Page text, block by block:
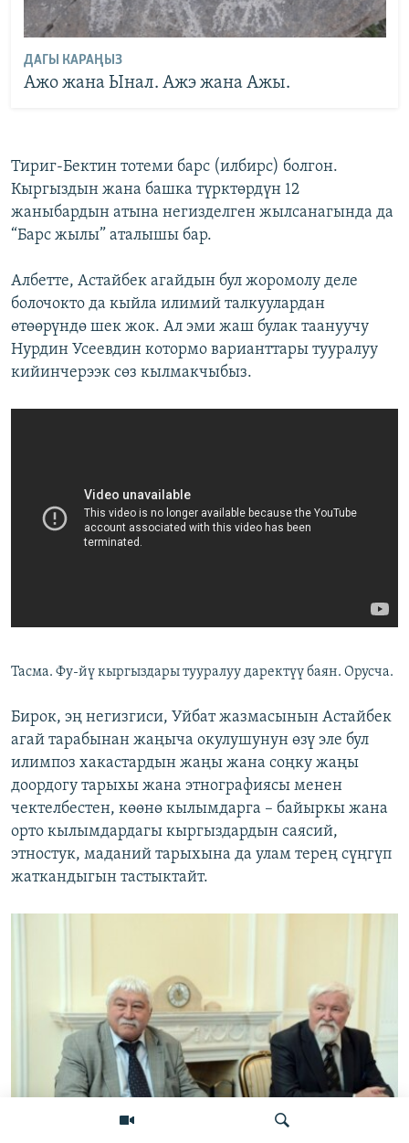
ДАГЫ КАРАҢЫЗ
Ажо жана Ынал. Ажэ жана Ажы.
Тириг-Бектин тотеми барс (илбирс) болгон.
Кыргыздын жана башка түрктөрдүн 12
жаныбардын атына негизделген жылсанагында да
“Барс жылы” аталышы бар.
Албетте, Астайбек агайдын бул жоромолу деле
болочокто да кыйла илимий талкуулардан
өтөөрүндө шек жок. Ал эми жаш булак таануучу
Нурдин Усеевдин котормо варианттары тууралуу
кийинчерээк сөз кылмакчыбыз.
Тасма. Фу-йү кыргыздары тууралуу даректүү баян. Орусча.
Бирок, эң негизгиси, Уйбат жазмасынын Астайбек
агай тарабынан жаңыча окулушунун өзү эле бул
илимпоз хакастардын жаңы жана соңку жаңы
доордогу тарыхы жана этнографиясы менен
чектелбестен, көөнө кылымдарга – байыркы жана
орто кылымдардагы кыргыздардын саясий,
этностук, маданий тарыхына да улам терең сүңгүп
жаткандыгын тастыктайт.